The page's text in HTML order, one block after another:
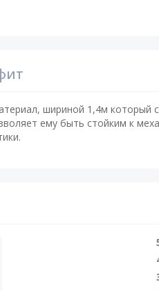
шириной 1,4м который
ему быть стойким к